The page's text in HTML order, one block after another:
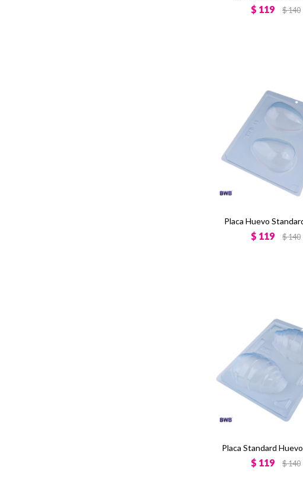
$ 119 $140
Placa Huevo
$ 119 $140
Placa Standard
$ 119 $140